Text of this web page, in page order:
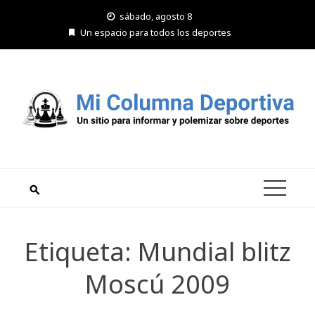
sábado, agosto 8
Un espacio para todos los deportes
Etiqueta: Mundial blitz
Moscú 2009